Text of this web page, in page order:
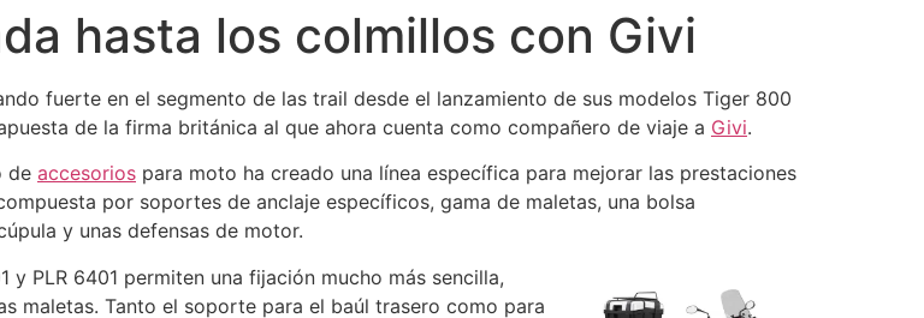
hasta los colmillos con Givi
fuerte en el segmento de las trail desde el lanzamiento de sus modelos Tiger 800
de la firma británica al que ahora cuenta como compañero de viaje a Givi.
de accesorios para moto ha creado una línea específica para mejorar las prestaciones
por soportes de anclaje específicos, gama de maletas, una bolsa
y unas defensas de motor.
y PLR 6401 permiten una fijación mucho más sencilla,
maletas. Tanto el soporte para el baúl trasero como para